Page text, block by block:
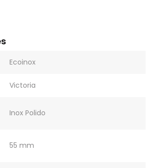
Ecoinox
Victoria
Inox Polido
55 mm